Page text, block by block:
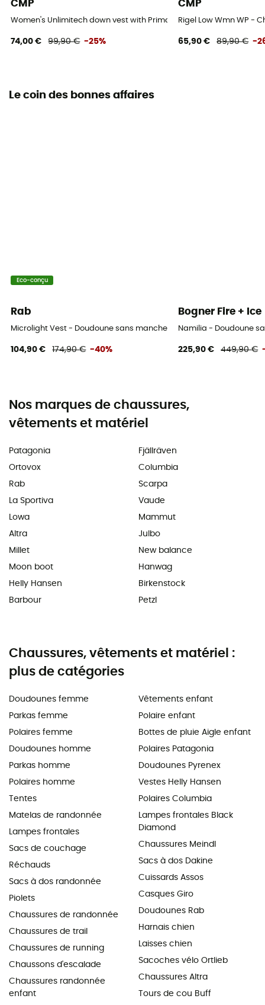
CMP
Women's Unlimitech down vest with Primaloft padding -
74,00 € 99,90 € -25%
CMP
Rigel Low Wmn WP -
65,90 € 89,90 € -
Le coin des bonnes affaires
Eco-conçu
Rab
Microlight Vest - Doudoune sans manches femme
104,90 € 174,90 € -40%
Bogner Fire + Ice
Namilia - Doudoune
225,90 € 449,90 €
Nos marques de chaussures,
vêtements et matériel
Patagonia
Ortovox
Rab
La Sportiva
Lowa
Altra
Millet
Moon boot
Helly Hansen
Barbour
Fjällräven
Columbia
Scarpa
Vaude
Mammut
Julbo
New balance
Hanwag
Birkenstock
Petzl
Chaussures, vêtements et matériel :
plus de catégories
Doudounes femme
Parkas femme
Polaires femme
Doudounes homme
Parkas homme
Polaires homme
Tentes
Matelas de randonnée
Lampes frontales
Sacs de couchage
Réchauds
Sacs à dos randonnée
Piolets
Chaussures de randonnée
Chaussures de trail
Chaussures de running
Chaussons d'escalade
Chaussures randonnée
enfant
Vêtements enfant
Polaire enfant
Bottes de pluie Aigle enfant
Polaires Patagonia
Doudounes Pyrenex
Vestes Helly Hansen
Polaires Columbia
Lampes frontales Black
Diamond
Chaussures Meindl
Sacs à dos Dakine
Cuissards Assos
Casques Giro
Doudounes Rab
Harnais chien
Laisses chien
Sacoches vélo Ortlieb
Chaussures Altra
Tours de cou Buff